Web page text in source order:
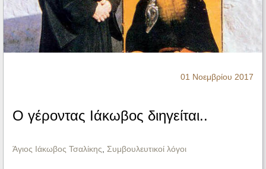
Ηχητικά
01 Νοεμβρίου 2017
O γέροντας Ιάκωβος διηγείται..
Άγιος Ιάκωβος Τσαλίκης, Συμβουλευτικοί λόγοι